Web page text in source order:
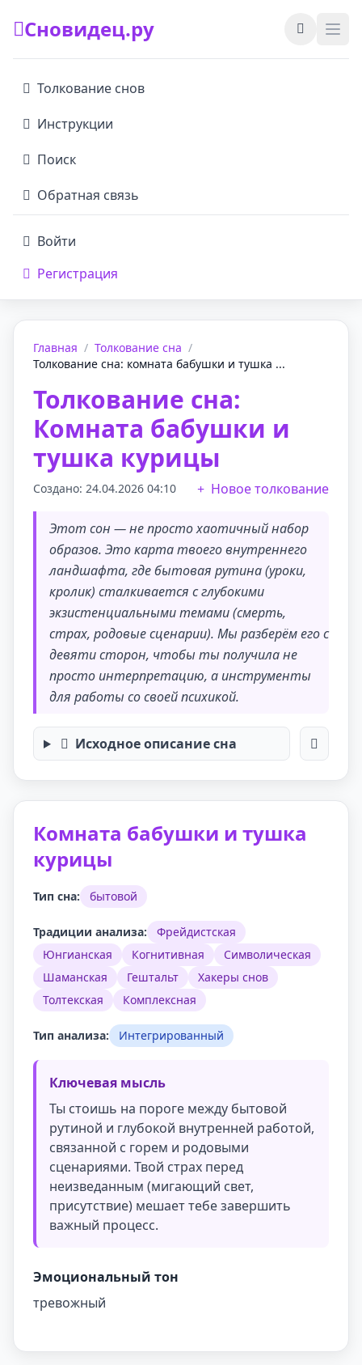
Сновидец.ру
Толкование снов
Инструкции
Поиск
Обратная связь
Войти
Регистрация
Главная / Толкование сна /
Толкование сна: комната бабушки и тушка ...
Толкование сна:
Комната бабушки и
тушка курицы
Создано: 24.04.2026 04:10 Новое толкование
Этот сон — не просто хаотичный набор
образов. Это карта твоего внутреннего
ландшафта, где бытовая рутина (уроки,
кролик) сталкивается с глубокими
экзистенциальными темами (смерть,
страх, родовые сценарии). Мы разберём его с
девяти сторон, чтобы ты получила не
просто интерпретацию, а инструменты
для работы со своей психикой.
Исходное описание сна
Комната бабушки и тушка
курицы
Тип сна: бытовой
Традиции анализа:
Фрейдистская
Юнгианская
Когнитивная
Символическая
Шаманская
Гештальт
Хакеры снов
Толтекская
Комплексная
Тип анализа: Интегрированный
Ключевая мысль
Ты стоишь на пороге между бытовой
рутиной и глубокой внутренней работой,
связанной с горем и родовыми
сценариями. Твой страх перед
неизведанным (мигающий свет,
присутствие) мешает тебе завершить
важный процесс.
Эмоциональный тон
тревожный